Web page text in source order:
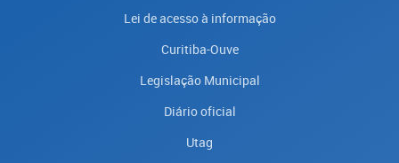
Lei de acesso à informação
Curitiba-Ouve
Legislação Municipal
Diário oficial
Utag